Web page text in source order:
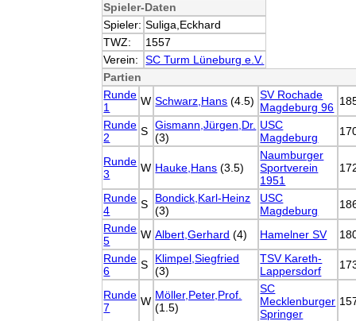
Spieler-Daten
Spieler: Suliga,Eckhard
TWZ:
1557
Verein:
SC Turm Lüneburg e.V.
Partien
Runde
1
W Schwarz,Hans (4.5) SV Rochade
Magdeburg 96
Runde
2
S Gismann,Jürgen,Dr.
(3)
USC
Magdeburg
Runde
3
W Hauke,Hans (3.5)
Naumburger
Sportverein
1951
Runde
4
S
Bondick,Karl-Heinz
(3)
USC
Magdeburg
Runde
5
W Albert,Gerhard (4) Hamelner SV
Runde
6
S
Klimpel,Siegfried
(3)
TSV Kareth-
Lappersdorf
Runde
7
W Möller,Peter,Prof.
(1.5)
SC
Mecklenburger
Springer